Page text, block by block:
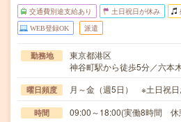
交通費別途支給あり 土日祝日が休み
WEB登録OK 派遣
勤務地
東京都港区
神谷町駅から徒歩5分／六本
曜日頻度 月～金（週5日） ※土日祝日
時間 09:00～18:00(実働8時間 休